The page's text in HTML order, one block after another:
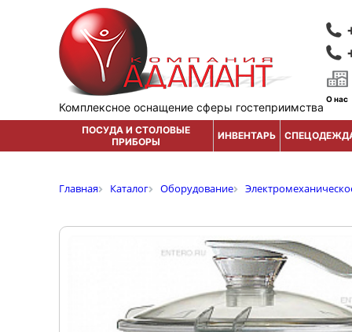
Комплексное оснащение сферы гостеприимства
О нас
ПОСУДА И СТОЛОВЫЕ
ПРИБОРЫ
ИНВЕНТАРЬ
Главная Каталог Оборудование